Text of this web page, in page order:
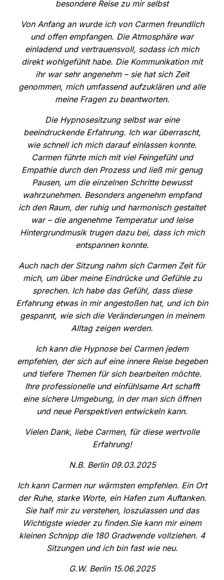
besondere Reise zu mir selbst
Von Anfang an wurde ich von Carmen freundlich
und offen empfangen. Die Atmosphäre war
einladend und vertrauensvoll, sodass ich mich
direkt wohlgefühlt habe. Die Kommunikation mit
ihr war sehr angenehm – sie hat sich Zeit
genommen, mich umfassend aufzuklären und alle
meine Fragen zu beantworten.
Die Hypnosesitzung selbst war eine
beeindruckende Erfahrung. Ich war überrascht,
wie schnell ich mich darauf einlassen konnte.
Carmen führte mich mit viel Feingefühl und
Empathie durch den Prozess und ließ mir genug
Pausen, um die einzelnen Schritte bewusst
wahrzunehmen. Besonders angenehm empfand
ich den Raum, der ruhig und harmonisch gestaltet
war – die angenehme Temperatur und leise
Hintergrundmusik trugen dazu bei, dass ich mich
entspannen konnte.
Auch nach der Sitzung nahm sich Carmen Zeit für
mich, um über meine Eindrücke und Gefühle zu
sprechen. Ich habe das Gefühl, dass diese
Erfahrung etwas in mir angestoßen hat, und ich bin
gespannt, wie sich die Veränderungen in meinem
Alltag zeigen werden.
Ich kann die Hypnose bei Carmen jedem
empfehlen, der sich auf eine innere Reise begeben
und tiefere Themen für sich bearbeiten möchte.
Ihre professionelle und einfühlsame Art schafft
eine sichere Umgebung, in der man sich öffnen
und neue Perspektiven entwickeln kann.
Vielen Dank, liebe Carmen, für diese wertvolle
Erfahrung!
N.B. Berlin 09.03.2025
Ich kann Carmen nur wärmsten empfehlen. Ein Ort
der Ruhe, starke Worte, ein Hafen zum Auftanken.
Sie half mir zu verstehen, loszulassen und das
Wichtigste wieder zu finden.Sie kann mir einem
kleinen Schnipp die 180 Gradwende vollziehen. 4
Sitzungen und ich bin fast wie neu.
G.W. Berlin 15.06.2025